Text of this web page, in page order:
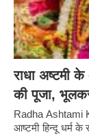
राधा अष्टमी
की पूजा,
Radha Ashtami
आष्टमी हिन्दू धर्म